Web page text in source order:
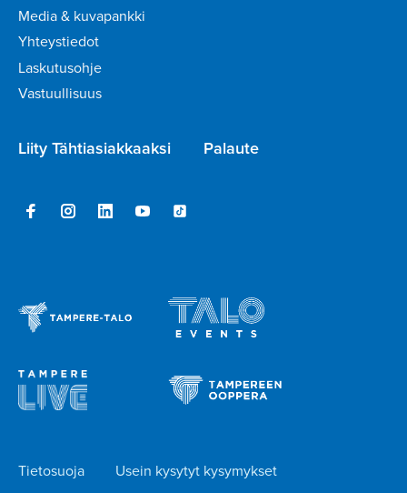
Media & kuvapankki
Yhteystiedot
Laskutusohje
Vastuullisuus
Liity Tähtiasiakkaaksi Palaute
Tietosuoja Usein kysytyt kysymykset